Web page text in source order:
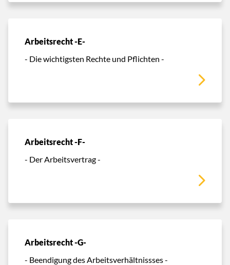
Arbeitsrecht -E-
- Die wichtigsten Rechte und Pflichten -
Arbeitsrecht -F-
- Der Arbeitsvertrag -
Arbeitsrecht -G-
- Beendigung des Arbeitsverhältnissses -